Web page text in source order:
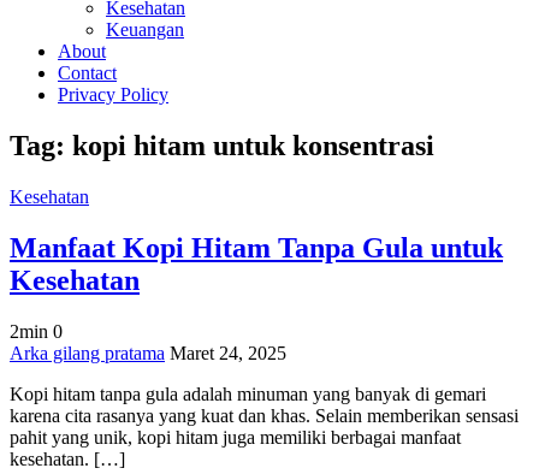
Kesehatan
Keuangan
About
Contact
Privacy Policy
Tag: kopi hitam untuk konsentrasi
Kesehatan
Manfaat Kopi Hitam Tanpa Gula untuk
Kesehatan
2min 0
on
Kopi
Hitam
Tanpa
Gula
Arka gilang pratama Maret 24, 2025
Kopi hitam tanpa gula adalah minuman yang banyak di gemari
karena cita rasanya yang kuat dan khas. Selain memberikan sensasi
pahit yang unik, kopi hitam juga memiliki berbagai manfaat
kesehatan. […]